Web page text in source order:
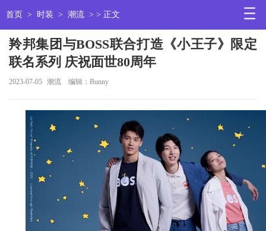
首页 > 时装 > 潮流 > > 正文
羚邦集团与BOSS联合打造《小王子》限定
联名系列 庆祝面世80周年
2023-07-05 潮流 编辑：Bunny